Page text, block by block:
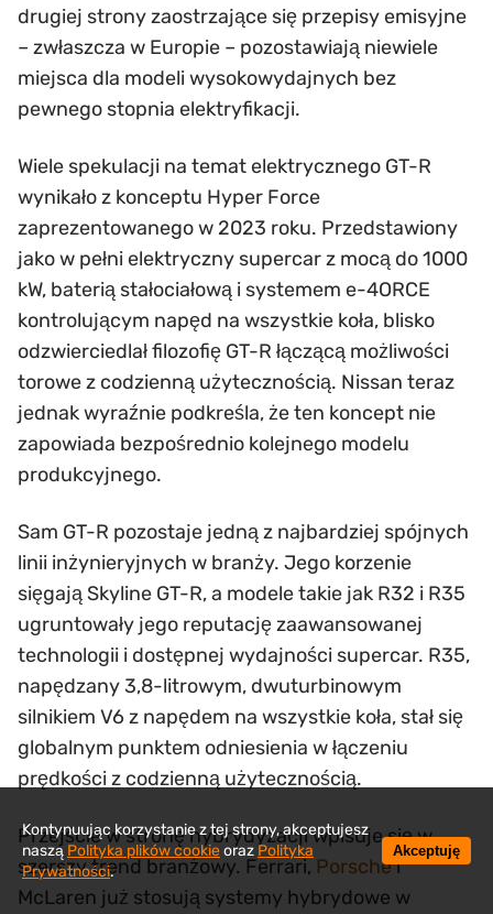
drugiej strony zaostrzające się przepisy emisyjne
– zwłaszcza w Europie – pozostawiają niewiele
miejsca dla modeli wysokowydajnych bez
pewnego stopnia elektryfikacji.
Wiele spekulacji na temat elektrycznego GT-R
wynikało z konceptu Hyper Force
zaprezentowanego w 2023 roku. Przedstawiony
jako w pełni elektryczny supercar z mocą do 1000
kW, baterią stałociałową i systemem e-4ORCE
kontrolującym napęd na wszystkie koła, blisko
odzwierciedlał filozofię GT-R łączącą możliwości
torowe z codzienną użytecznością. Nissan teraz
jednak wyraźnie podkreśla, że ten koncept nie
zapowiada bezpośrednio kolejnego modelu
produkcyjnego.
Sam GT-R pozostaje jedną z najbardziej spójnych
linii inżynieryjnych w branży. Jego korzenie
sięgają Skyline GT-R, a modele takie jak R32 i R35
ugruntowały jego reputację zaawansowanej
technologii i dostępnej wydajności supercar. R35,
napędzany 3,8-litrowym, dwuturbinowym
silnikiem V6 z napędem na wszystkie koła, stał się
globalnym punktem odniesienia w łączeniu
prędkości z codzienną użytecznością.
Przejście w stronę hybrydyzacji wpisuje się w
szerszy trend branżowy. Ferrari, Porschei
McLaren już stosują systemy hybrydowe w
Kontynuując korzystanie z tej strony, akceptujesz
naszą Polityka plików cookieoraz Polityka
Prywatności.
Akceptuję